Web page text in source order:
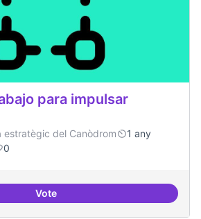
para impulsar
estratègic del Canòdrom
1 any
0
VoteGrupos de trabajo para impulsar